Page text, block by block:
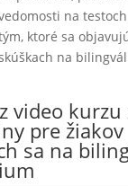
na testoch
ktoré sa
na
video kurzu
pre žiakov
sa na